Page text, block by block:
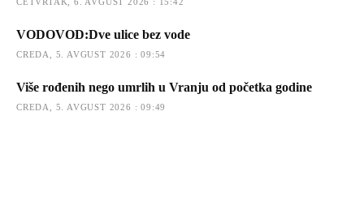
VODOVOD:Dve ulice bez vode
CREDA, 5. AVGUST 2026 : 09:54
Više rođenih nego umrlih u Vranju od početka godine
CREDA, 5. AVGUST 2026 : 09:49